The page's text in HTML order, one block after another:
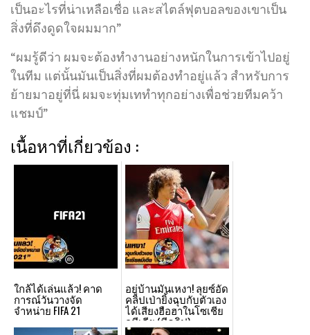
เป็นอะไรที่น่าเหลือเชื่อ และสไตล์ฟุตบอลของเขาเป็น
สิ่งที่ดึงดูดใจผมมาก”
“ผมรู้ดีว่า ผมจะต้องทำงานอย่างหนักในการเข้าไปอยู่
ในทีม แต่นั้นมันเป็นสิ่งที่ผมต้องทำอยู่แล้ว สำหรับการ
ย้ายมาอยู่ที่นี่ ผมจะทุ่มเททำทุกอย่างเพื่อช่วยทีมคว้า
แชมป์”
เนื้อหาที่เกี่ยวข้อง :
ใกล้ได้เล่นแล้ว! คาด
การณ์วันวางจัด
จำหน่าย FIFA 21
อยู่บ้านมันเหงา! ลุยซ์อัด
คลิปเป่ายิ้งฉุบกับตัวเอง
ได้เสียงฮือฮาในโซเชีย
ลมีเดีย (มีคลิป)